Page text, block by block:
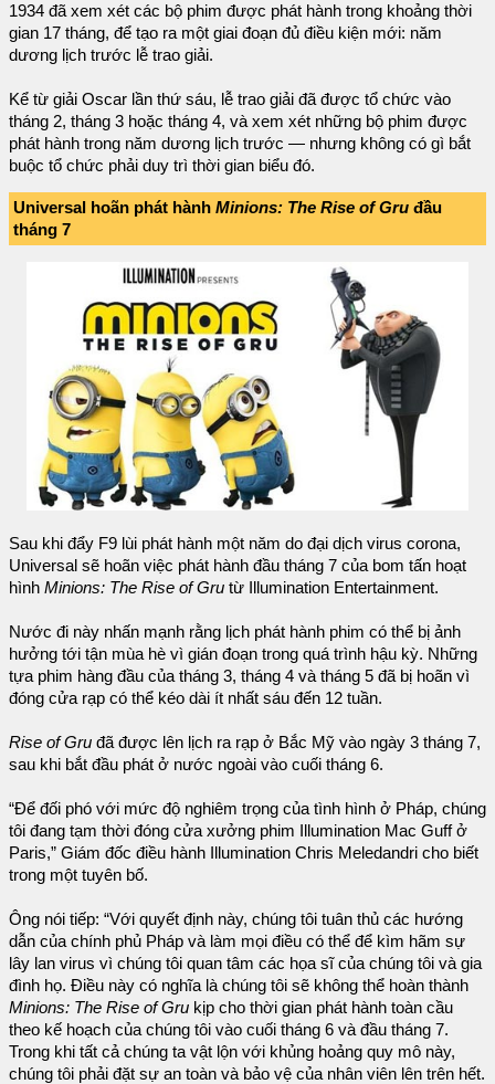
1934 đã xem xét các bộ phim được phát hành trong khoảng thời
gian 17 tháng, để tạo ra một giai đoạn đủ điều kiện mới: năm
dương lịch trước lễ trao giải.
Kể từ giải Oscar lần thứ sáu, lễ trao giải đã được tổ chức vào
tháng 2, tháng 3 hoặc tháng 4, và xem xét những bộ phim được
phát hành trong năm dương lịch trước — nhưng không có gì bắt
buộc tổ chức phải duy trì thời gian biểu đó.
Universal hoãn phát hành Minions: The Rise of Gru đầu
tháng 7
Sau khi đẩy F9 lùi phát hành một năm do đại dịch virus corona,
Universal sẽ hoãn việc phát hành đầu tháng 7 của bom tấn hoạt
hình Minions: The Rise of Gru từ Illumination Entertainment.
Nước đi này nhấn mạnh rằng lịch phát hành phim có thể bị ảnh
hưởng tới tận mùa hè vì gián đoạn trong quá trình hậu kỳ. Những
tựa phim hàng đầu của tháng 3, tháng 4 và tháng 5 đã bị hoãn vì
đóng cửa rạp có thể kéo dài ít nhất sáu đến 12 tuần.
Rise of Gru đã được lên lịch ra rạp ở Bắc Mỹ vào ngày 3 tháng 7,
sau khi bắt đầu phát ở nước ngoài vào cuối tháng 6.
“Để đối phó với mức độ nghiêm trọng của tình hình ở Pháp, chúng
tôi đang tạm thời đóng cửa xưởng phim Illumination Mac Guff ở
Paris,” Giám đốc điều hành Illumination Chris Meledandri cho biết
trong một tuyên bố.
Ông nói tiếp: “Với quyết định này, chúng tôi tuân thủ các hướng
dẫn của chính phủ Pháp và làm mọi điều có thể để kìm hãm sự
lây lan virus vì chúng tôi quan tâm các họa sĩ của chúng tôi và gia
đình họ. Điều này có nghĩa là chúng tôi sẽ không thể hoàn thành
Minions: The Rise of Gru kịp cho thời gian phát hành toàn cầu
theo kế hoạch của chúng tôi vào cuối tháng 6 và đầu tháng 7.
Trong khi tất cả chúng ta vật lộn với khủng hoảng quy mô này,
chúng tôi phải đặt sự an toàn và bảo vệ của nhân viên lên trên hết.